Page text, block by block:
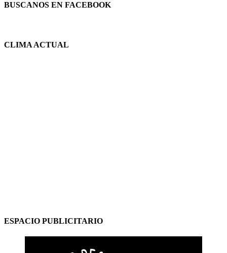
BUSCANOS EN FACEBOOK
CLIMA ACTUAL
ESPACIO PUBLICITARIO